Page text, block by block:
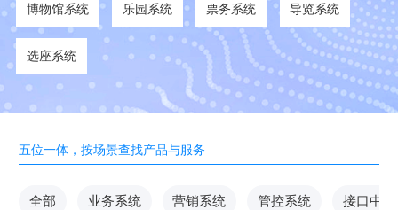
博物馆系统 乐园系统 票务系统 导览系统
选座系统
五位一体，按场景查找产品与服务
全部 业务系统 营销系统 管控系统 接口中台